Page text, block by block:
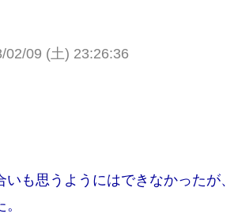
02/09 (土) 23:26:36
も思うようにはできなかったが、